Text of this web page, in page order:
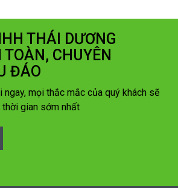
THÁI DƯƠNG
CHUYÊN
ĐÁO
ngay, mọi thắc mắc của quý khách sẽ
gian sớm nhất